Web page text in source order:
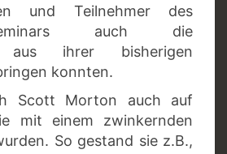
und Teilnehmer des
auch die
aus ihrer bisherigen
konnten.
Scott Morton auch auf
mit einem zwinkernden
So gestand sie z.B.,